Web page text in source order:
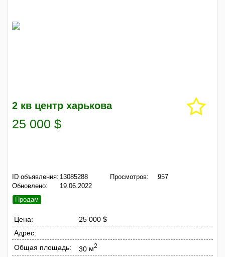
2 кв центр харькова
25 000 $
ID объявления: 13085288
Обновлено:
19.06.2022
Просмотров: 957
Продам
Цена:
25 000 $
Адрес:
Общая площадь:
30 м2